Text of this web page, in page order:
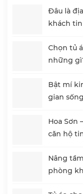
Đâu là
khách
Chọn tủ
những
Bật mí
gian
Hoa Sơn
căn hộ
Nâng
phòng